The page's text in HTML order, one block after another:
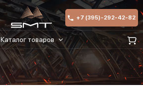
+7 (395)-292-42-82
Каталог товаров